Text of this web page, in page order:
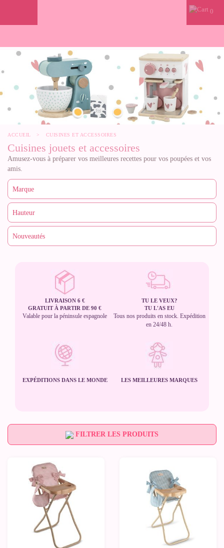
0
ACCUEIL > CUISINES ET ACCESSOIRES
Cuisines jouets et accessoires
Amusez-vous à préparer vos meilleures recettes pour vos poupées et vos
amis.
LIVRAISON 6 €
GRATUIT À PARTIR DE 90 €
Valable pour la péninsule espagnole
TU LE VEUX?
TU L'AS EU
Tous nos produits en stock. Expédition
en 24/48 h.
EXPÉDITIONS DANS LE MONDE LES MEILLEURES MARQUES
FILTRER LES PRODUITS
Nouveau